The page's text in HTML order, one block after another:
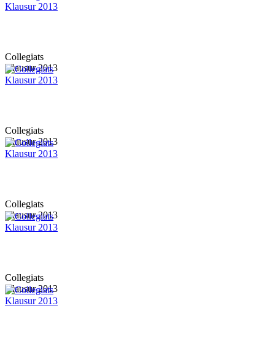
Collegiats
Klausur 2013
Collegiats
Klausur 2013
Collegiats
Klausur 2013
Collegiats
Klausur 2013